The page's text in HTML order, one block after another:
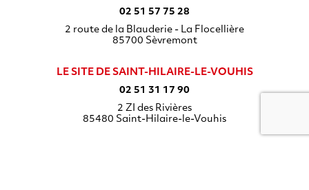
02 51 57 75 28
2 route de la Blauderie - La Flocellière
85700 Sèvremont
LE SITE DE SAINT-HILAIRE-LE-VOUHIS
02 51 31 17 90
2 ZI des Rivières
85480 Saint-Hilaire-le-Vouhis